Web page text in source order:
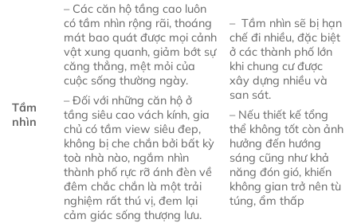
Tầm
nhìn
– Các căn hộ tầng cao luôn
có tầm nhìn rộng rãi, thoáng
mát bao quát được mọi cảnh
vật xung quanh, giảm bớt sự
căng thẳng, mệt mỏi của
cuộc sống thường ngày.
– Đối với những căn hộ ở
tầng siêu cao vách kính, gia
chủ có tầm view siêu đep,
không bị che chắn bởi bất kỳ
toà nhà nào, ngắm nhìn
thành phố rực rỡ ánh đèn về
đêm chắc chắn là một trải
nghiệm rất thú vị, đem lại
cảm giác sống thượng lưu.
– Tầm nhìn sẽ bị hạn
chế đi nhiều, đặc biệt
ở các thành phố lớn
khi chung cư được
xây dựng nhiều và
san sát.
– Nếu thiết kế tổng
thể không tốt còn ảnh
hưởng đến hướng
sáng cũng như khả
năng đón gió, khiến
không gian trở nên tù
túng, ẩm thấp